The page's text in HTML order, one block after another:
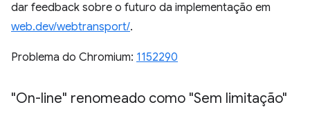
dar feedback sobre o futuro da implementação em
web.dev/webtransport/.
Problema do Chromium: 1152290
"On-line" renomeado como "Sem limitação"